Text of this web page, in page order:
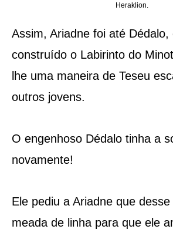
Heraklion.
Assim, Ariadne foi até Dédalo,
construído o Labirinto do
lhe uma maneira de Teseu
outros jovens.
O engenhoso Dédalo tinha a
novamente!
Ele pediu a Ariadne que desse
meada de linha para que ele